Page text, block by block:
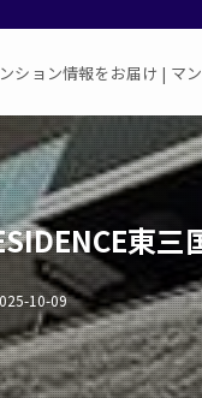
ション情報をお届け | マ
東
10-09